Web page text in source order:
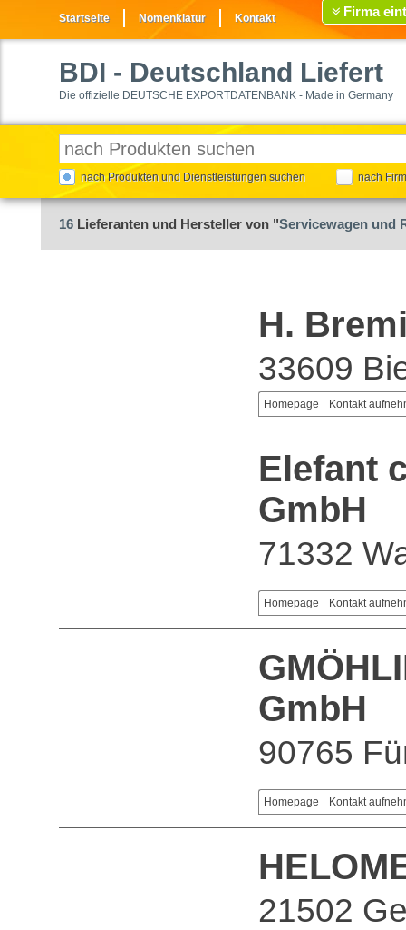
Startseite Nomenklatur Kontakt Firma
BDI - Deutschland Liefert
Die offizielle DEUTSCHE EXPORTDATENBANK - Made in Germany
nach Produkten und Dienstleistungen suchen nach
16 Lieferanten und Hersteller von "Servicewagen und
H.
33609
Homepage Kontakt
Elefant
GmbH
71332
Homepage Kontakt
GmbH
90765
Homepage Kontakt
21502